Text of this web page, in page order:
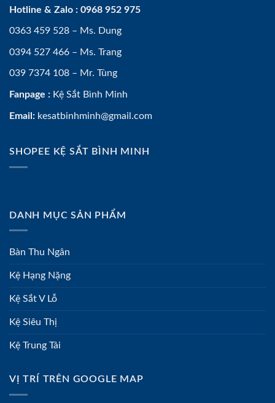
Hotline & Zalo : 0968 952 975
0363 459 528 – Ms. Dung
0394 527 466 – Ms. Trang
039 7374 108 – Mr. Tùng
Fanpage : Kệ Sắt Bình Minh
Email: kesatbinhminh@gmail.com
SHOPEE KỆ SẮT BÌNH MINH
DANH MỤC SẢN PHẨM
Bàn Thu Ngân
Kệ Hạng Nặng
Kệ Sắt V Lỗ
Kệ Siêu Thị
Kệ Trung Tải
VỊ TRÍ TRÊN GOOGLE MAP